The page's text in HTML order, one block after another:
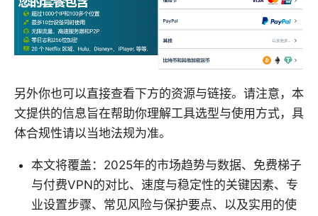
另外你也可以直接查看下方的资源与链接。请注意，本
文提供的信息旨在帮助你理解工具选型与使用方式，具
体合规性请以当地法规为准。
本文将覆盖：2025年的市场趋势与数据、免费梯子
与付费VPN的对比、速度与稳定性的关键因素、专
业设置步骤、常见风险与保护要点、以及实用的使